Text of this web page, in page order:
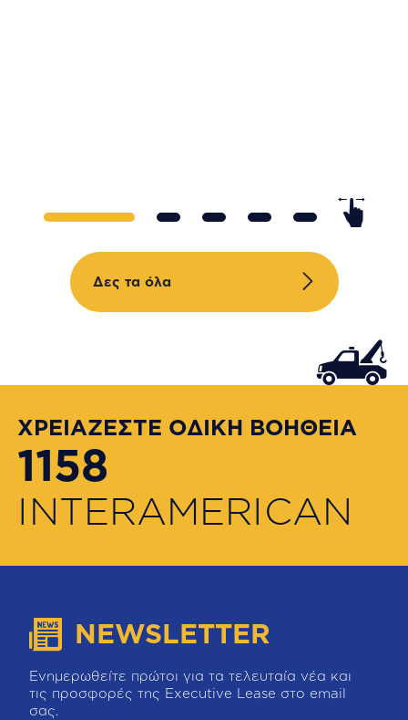
Δες τα όλα
ΧΡΕΙΑΖΕΣΤΕ ΟΔΙΚΗ ΒΟΗΘΕΙΑ
1158
INTERAMERICAN
NEWSLETTER
Ενημερωθείτε πρώτοι για τα τελευταία νέα και
τις προσφορές της Executive Lease στο email
σας.